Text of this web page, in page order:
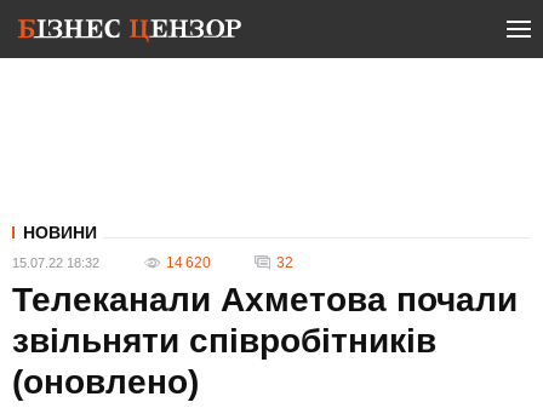
НОВИНИ
15.07.22 18:32 14 620 32
Телеканали Ахметова почали
звільняти співробітників
(оновлено)